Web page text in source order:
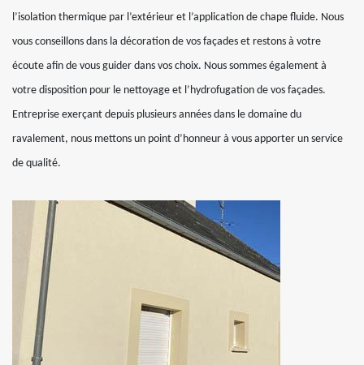
l’isolation thermique par l’extérieur et l’application de chape fluide. Nous
vous conseillons dans la décoration de vos façades et restons à votre
écoute afin de vous guider dans vos choix. Nous sommes également à
votre disposition pour le nettoyage et l’hydrofugation de vos façades.
Entreprise exerçant depuis plusieurs années dans le domaine du
ravalement, nous mettons un point d’honneur à vous apporter un service
de qualité.